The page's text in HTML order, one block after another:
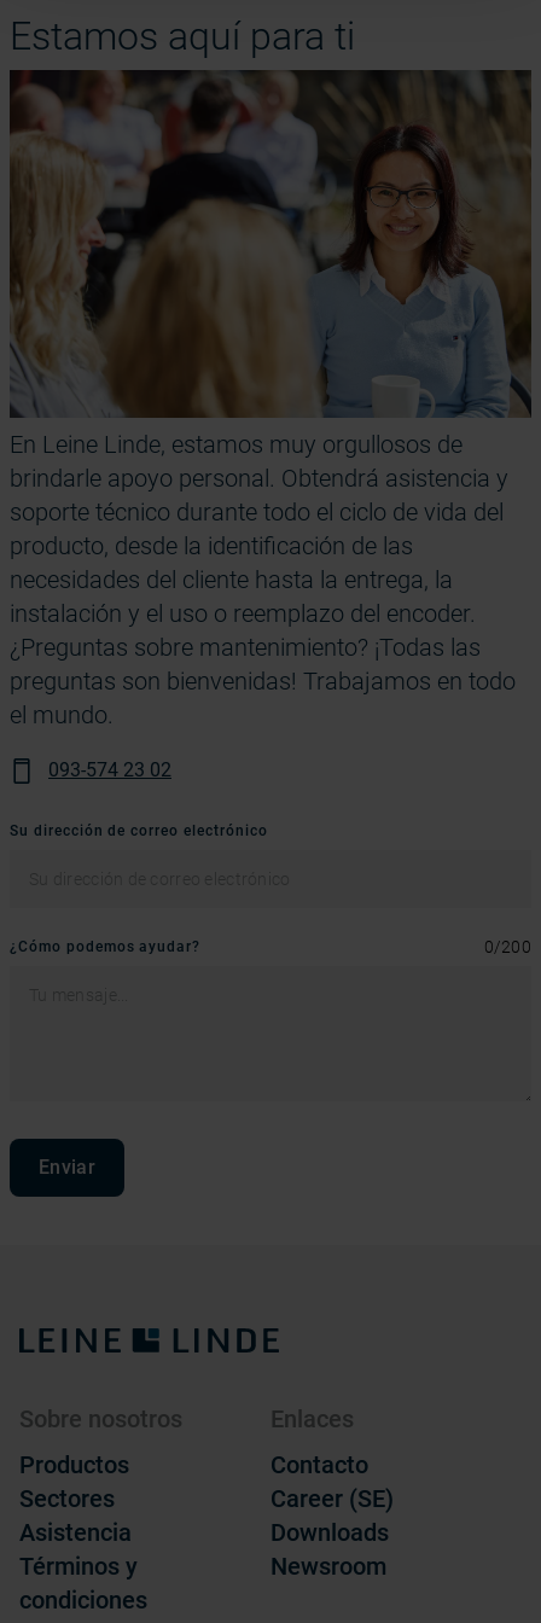
Estamos aquí para ti
En Leine Linde, estamos muy orgullosos de
brindarle apoyo personal. Obtendrá asistencia y
soporte técnico durante todo el ciclo de vida del
producto, desde la identificación de las
necesidades del cliente hasta la entrega, la
instalación y el uso o reemplazo del encoder.
¿Preguntas sobre mantenimiento? ¡Todas las
preguntas son bienvenidas! Trabajamos en todo
el mundo.
093-574 23 02
Su dirección de correo electrónico
¿Cómo podemos ayudar? 0/200
Enviar
Sobre nosotros
Productos
Sectores
Asistencia
Términos y
condiciones
Enlaces
Contacto
Career (SE)
Downloads
Newsroom